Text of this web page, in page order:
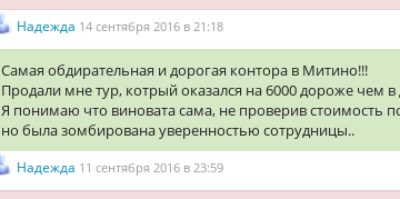
Надежда 14 сентября 2016 в 21:18
Самая обдирательная и дорогая контора в Митино!!!
Продали мне тур, котрый оказался на 6000 дороже чем в
Я понимаю что виновата сама, не проверив стоимость
но была зомбирована уверенностью сотрудницы..
Надежда 11 сентября 2016 в 23:59